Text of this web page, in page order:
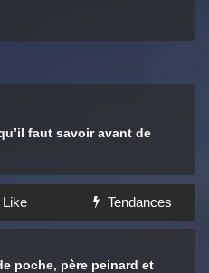
faut savoir avant de
Like Tendances
poche, père peinard et